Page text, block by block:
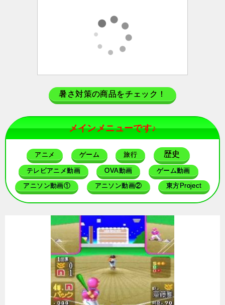
暑さ対策の商品をチェック！
メインメニューです♪
アニメ ゲーム 旅行 歴史
テレビアニメ動画 OVA動画 ゲーム動画
アニソン動画① アニソン動画② 東方Project